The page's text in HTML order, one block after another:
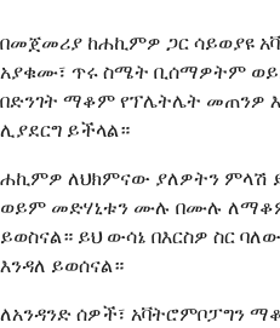
በመጀመሪያ ከሐኪምዎ ጋር ሳይወያዩ
አያቁሙ፣ ጥሩ ስሜት ቢሰማዎትም
በድንገት ማቆም የፕሌትሌት መጠንዎ
ሊያደርግ ይችላል።
ሐኪምዎ ለህክምናው ያለዎትን ምላሽ
ወይም መድሃኒቱን ሙሉ በሙሉ ለማቆም
ይወስናል። ይህ ውሳኔ በእርስዎ ስር
እንዳለ ይወሰናል።
ለአንዳንድ ሰዎች፣ አቫትሮምቦፓግን